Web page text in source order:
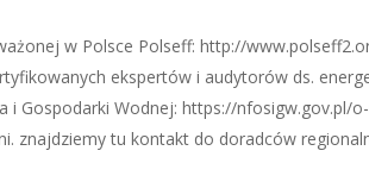
w Polsce Polseff: http://
ekspertów i audytorów ds.
i Gospodarki Wodnej: https://nfosigw.gov.pl/
znajdziemy tu kontakt do doradców